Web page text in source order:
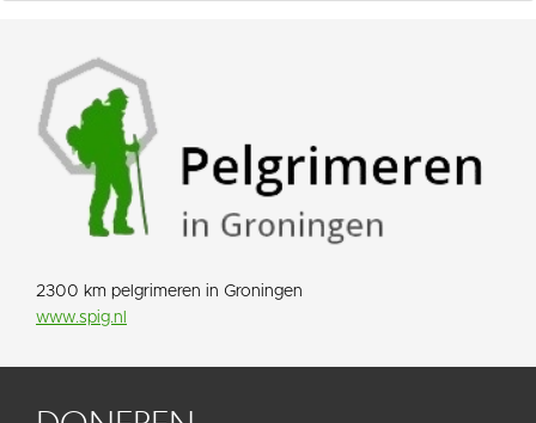
2300 km pelgrimeren in Groningen
www.spig.nl